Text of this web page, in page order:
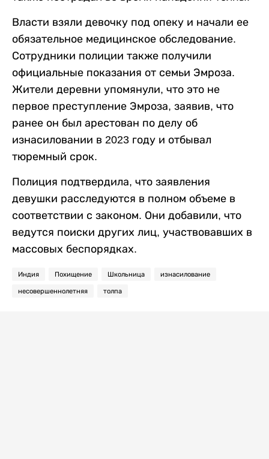
Власти взяли девочку под опеку и начали ее
обязательное медицинское обследование.
Сотрудники полиции также получили
официальные показания от семьи Эмроза.
Жители деревни упомянули, что это не
первое преступление Эмроза, заявив, что
ранее он был арестован по делу об
изнасиловании в 2023 году и отбывал
тюремный срок.
Полиция подтвердила, что заявления
девушки расследуются в полном объеме в
соответствии с законом. Они добавили, что
ведутся поиски других лиц, участвовавших в
массовых беспорядках.
Индия Похищение Школьница изнасилование
несовершеннолетняя толпа